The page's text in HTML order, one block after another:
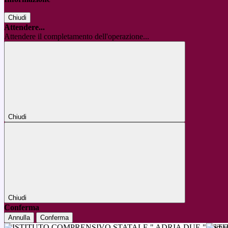
Chiudi
Attendere...
Attendere il completamento dell'operazione...
Chiudi
Chiudi
Conferma
Annulla Conferma